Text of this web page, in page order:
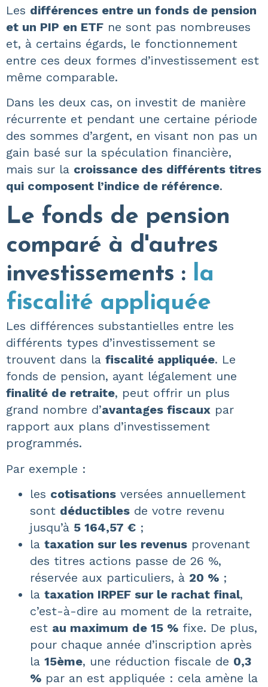
Les différences entre un fonds de pension
et un PIP en ETF ne sont pas nombreuses
et, à certains égards, le fonctionnement
entre ces deux formes d’investissement est
même comparable.
Dans les deux cas, on investit de manière
récurrente et pendant une certaine période
des sommes d’argent, en visant non pas un
gain basé sur la spéculation financière,
mais sur la croissance des différents titres
qui composent l’indice de référence.
Le fonds de pension
comparé à d'autres
investissements : la
fiscalité appliquée
Les différences substantielles entre les
différents types d’investissement se
trouvent dans la fiscalité appliquée. Le
fonds de pension, ayant légalement une
finalité de retraite, peut offrir un plus
grand nombre d’avantages fiscaux par
rapport aux plans d’investissement
programmés.
Par exemple :
les cotisations versées annuellement
sont déductibles de votre revenu
jusqu’à 5 164,57 € ;
la taxation sur les revenus provenant
des titres actions passe de 26 %,
réservée aux particuliers, à 20 % ;
la taxation IRPEF sur le rachat final,
c’est-à-dire au moment de la retraite,
est au maximum de 15 % fixe. De plus,
pour chaque année d’inscription après
la 15ème, une réduction fiscale de 0,3
% par an est appliquée : cela amène la